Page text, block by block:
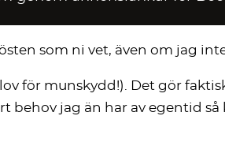
som ni vet, även om jag
för munskydd!). Det gör
jag än har av egentid